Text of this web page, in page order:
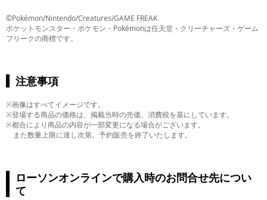
©Pokémon/Nintendo/Creatures/GAME FREAK
ポケットモンスター・ポケモン・Pokémonは任天堂・クリーチャーズ・ゲーム
フリークの商標です。
注意事項
※画像はすべてイメージです。
※登場する商品の価格は、掲載当時の売価、消費税を基にしています。
※都合により商品の内容が一部変更になる場合がございます。
また数量上限に達し次第、予約販売を終了いたします。
ローソンオンラインで購入時のお問合せ先につい
て